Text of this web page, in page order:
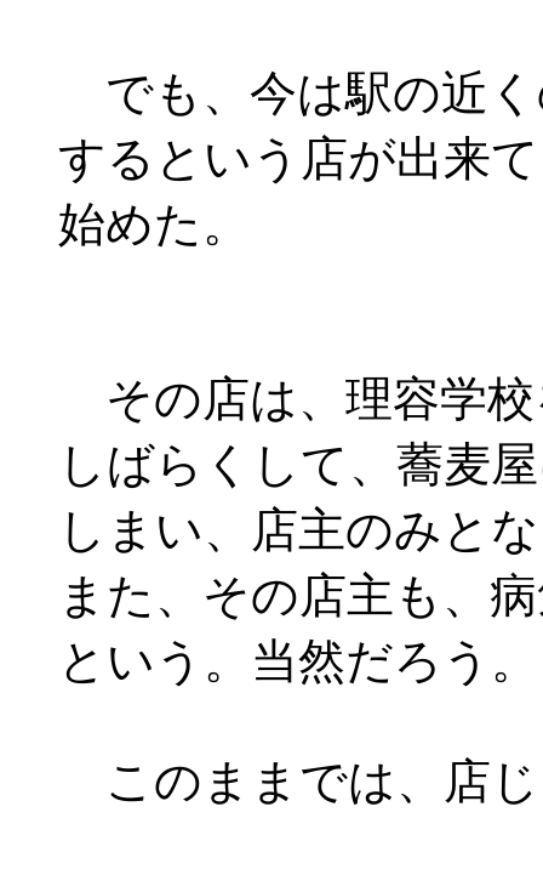
でも、今は駅の近
するという店が出来
始めた。
その店は、理容学
しばらくして、蕎麦
しまい、店主のみと
また、その店主も、
という。当然だろう。
このままでは、店